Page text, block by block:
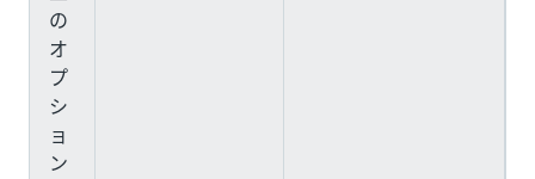
の
オ
プ
シ
ョ
ン